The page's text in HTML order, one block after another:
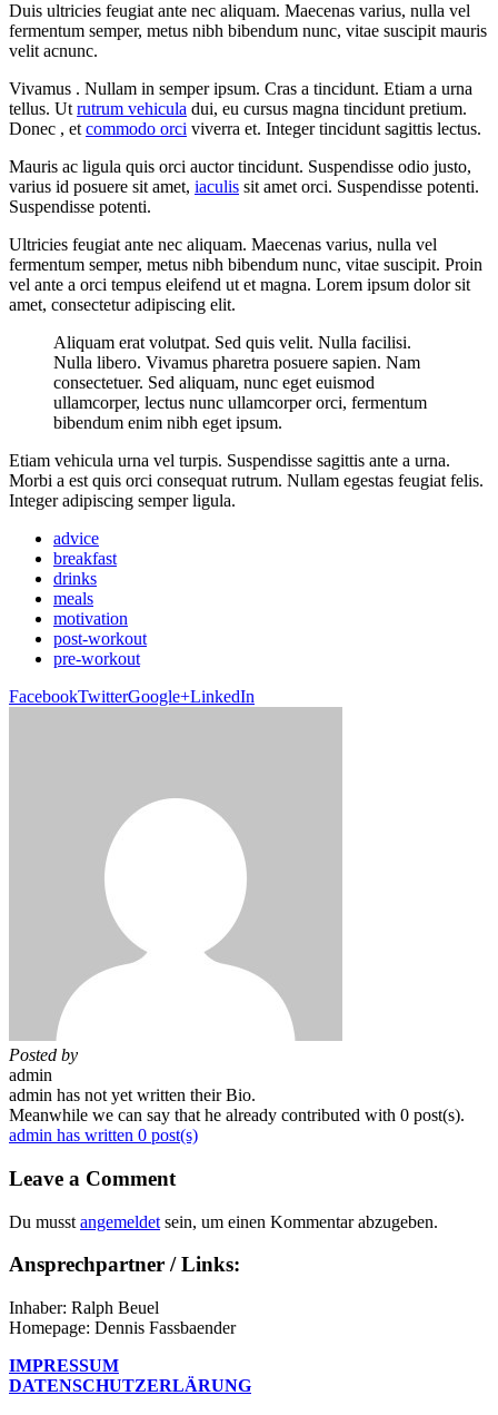
Duis ultricies feugiat ante nec aliquam. Maecenas varius, nulla vel
fermentum semper, metus nibh bibendum nunc, vitae suscipit mauris
velit acnunc.
Vivamus . Nullam in semper ipsum. Cras a tincidunt. Etiam a urna
tellus. Ut rutrum vehicula dui, eu cursus magna tincidunt pretium.
Donec , et commodo orci viverra et. Integer tincidunt sagittis lectus.
Mauris ac ligula quis orci auctor tincidunt. Suspendisse odio justo,
varius id posuere sit amet, iaculis sit amet orci. Suspendisse potenti.
Suspendisse potenti.
Ultricies feugiat ante nec aliquam. Maecenas varius, nulla vel
fermentum semper, metus nibh bibendum nunc, vitae suscipit. Proin
vel ante a orci tempus eleifend ut et magna. Lorem ipsum dolor sit
amet, consectetur adipiscing elit.
Aliquam erat volutpat. Sed quis velit. Nulla facilisi.
Nulla libero. Vivamus pharetra posuere sapien. Nam
consectetuer. Sed aliquam, nunc eget euismod
ullamcorper, lectus nunc ullamcorper orci, fermentum
bibendum enim nibh eget ipsum.
Etiam vehicula urna vel turpis. Suspendisse sagittis ante a urna.
Morbi a est quis orci consequat rutrum. Nullam egestas feugiat felis.
Integer adipiscing semper ligula.
advice
breakfast
drinks
meals
motivation
post-workout
pre-workout
FacebookTwitterGoogle+LinkedIn
Posted by
admin
admin has not yet written their Bio.
Meanwhile we can say that he already contributed with 0 post(s).
admin has written 0 post(s)
Leave a Comment
Du musst angemeldet sein, um einen Kommentar abzugeben.
Ansprechpartner / Links:
Inhaber: Ralph Beuel
Homepage: Dennis Fassbaender
IMPRESSUM
DATENSCHUTZERLÄRUNG